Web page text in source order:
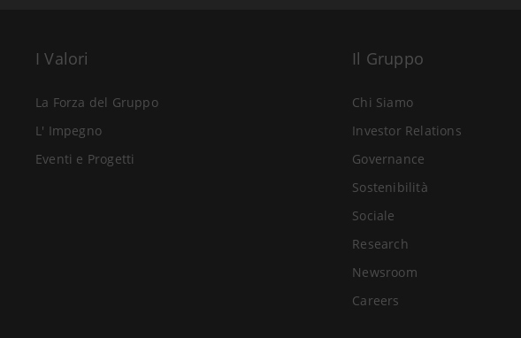
I Valori
La Forza del Gruppo
L' Impegno
Eventi e Progetti
Il Gruppo
Chi Siamo
Investor Relations
Governance
Sostenibilità
Sociale
Research
Newsroom
Careers